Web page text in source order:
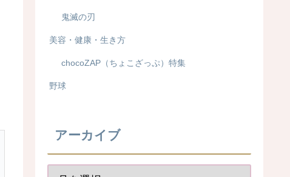
鬼滅の刃
美容・健康・生き方
chocoZAP（ちょこざっぷ）特集
野球
アーカイブ